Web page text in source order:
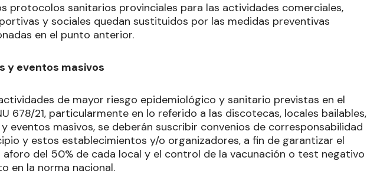
protocolos sanitarios provinciales para las actividades comerciales,
y sociales quedan sustituidos por las medidas preventivas
en el punto anterior.
y eventos masivos
de mayor riesgo epidemiológico y sanitario previstas en el
678/21, particularmente en lo referido a las discotecas, locales bailables,
eventos masivos, se deberán suscribir convenios de corresponsabilidad
y estos establecimientos y/o organizadores, a fin de garantizar el
del 50% de cada local y el control de la vacunación o test negativo
en la norma nacional.